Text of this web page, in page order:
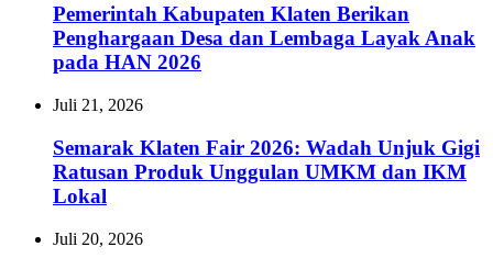
Pemerintah Kabupaten Klaten Berikan
Penghargaan Desa dan Lembaga Layak Anak
pada HAN 2026
Juli 21, 2026
Semarak Klaten Fair 2026: Wadah Unjuk Gigi
Ratusan Produk Unggulan UMKM dan IKM
Lokal
Juli 20, 2026